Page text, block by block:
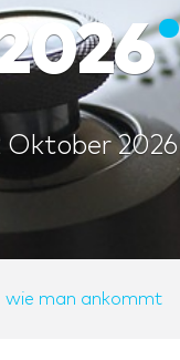
Oktober 2026
wie man ankommt